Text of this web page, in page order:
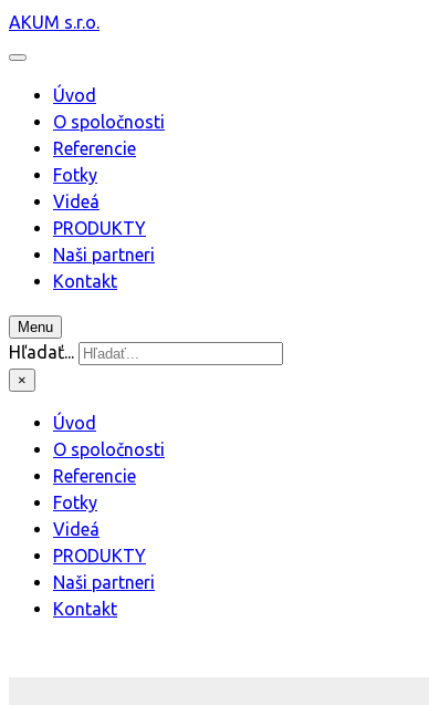
AKUM s.r.o.
Úvod
O spoločnosti
Referencie
Fotky
Videá
PRODUKTY
Naši partneri
Kontakt
Menu
Hľadať...
×
Úvod
O spoločnosti
Referencie
Fotky
Videá
PRODUKTY
Naši partneri
Kontakt